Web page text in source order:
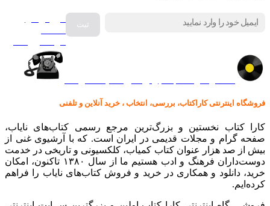
فروش انواع
فروشگاه اینترنتی کاراکتاب، بررسی، انتخاب ، خرید آنلاین و تلفنی
کارا کتاب نخستین و بزرگ‌ترین مرجع رسمی کتاب‌های نایاب،
صفحه گرام و مجلات قدیمی در ایران است. که با آرشیوی غنی از
بیش از صد هزار عنوان کتاب کمیاب، کلکسیونی و تاریخی در خدمت
دوست‌داران فرهنگ و ادب هستیم ما از سال ۱۳۸۰ تاکنون، امکان
خرید، دانلود و همکاری در خرید و فروش کتاب‌های نایاب را فراهم
کرده‌ایم.